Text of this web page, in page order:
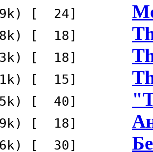
[ 24]
[ 18]
[ 18]
[ 15]
[ 40]
[ 18]
[ 30]